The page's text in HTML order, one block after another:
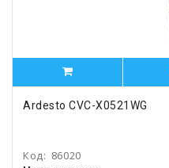
Ardesto CVC-X0521WG
Код: 86020